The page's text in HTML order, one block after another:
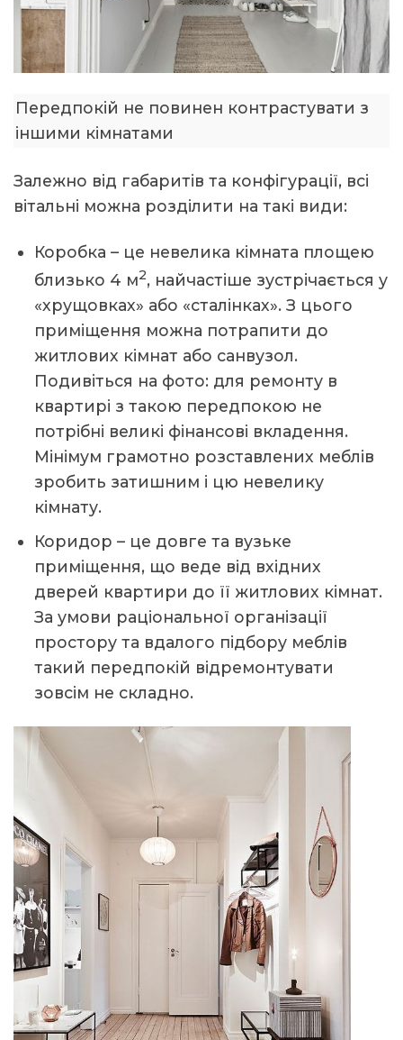
Передпокій не повинен контрастувати з
іншими кімнатами
Залежно від габаритів та конфігурації, всі
вітальні можна розділити на такі види:
Коробка – це невелика кімната площею
близько 4 м2, найчастіше зустрічається у
«хрущовках» або «сталінках». З цього
приміщення можна потрапити до
житлових кімнат або санвузол.
Подивіться на фото: для ремонту в
квартирі з такою передпокою не
потрібні великі фінансові вкладення.
Мінімум грамотно розставлених меблів
зробить затишним і цю невелику
кімнату.
Коридор – це довге та вузьке
приміщення, що веде від вхідних
дверей квартири до її житлових кімнат.
За умови раціональної організації
простору та вдалого підбору меблів
такий передпокій відремонтувати
зовсім не складно.